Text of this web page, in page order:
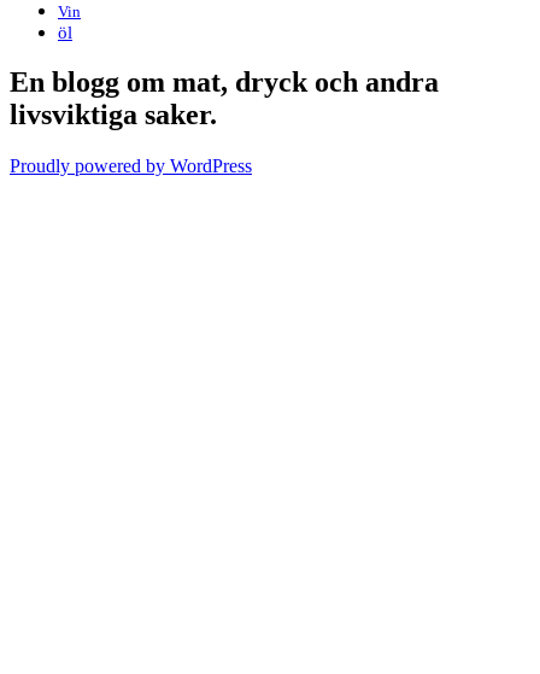
Vin
öl
En blogg om mat, dryck och andra
livsviktiga saker.
Proudly powered by WordPress